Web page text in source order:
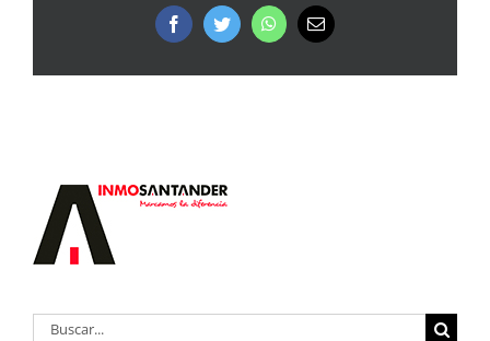
FacebookTwitter WhatsAppCorreo
electrónico
Buscar: